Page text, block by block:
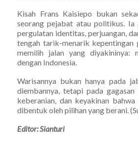
Kisah Frans Kaisiepo bukan
seorang pejabat atau politikus. Ia
pergulatan identitas, perjuangan,
tengah tarik-menarik kepentingan
memilih jalan yang diyakininya:
dengan Indonesia.
Warisannya bukan hanya pada
diembannya, tetapi pada gagasan
keberanian, dan keyakinan
dibentuk oleh pilihan yang berani.
Editor: Sianturi